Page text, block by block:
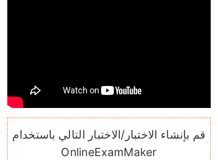
قم بإنشاء الاختبار/الاختبار التالي باستخدام
OnlineExamMaker